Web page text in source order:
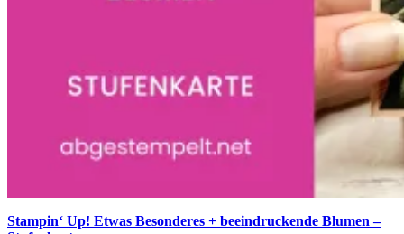
Stampin‘ Up! Etwas Besonderes + beeindruckende Blumen –